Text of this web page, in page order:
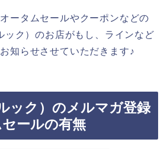
ータムセールやクーポンなどの
ック）のお店がもし、ラインなど
知らせさせていただきます♪
ック）のメルマガ登録
ールの有無